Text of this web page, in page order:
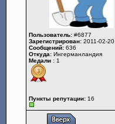
Пользователь: #6877
Зарегистрирован: 2011-02-20
Сообщений: 636
Откуда: Ингерманландия
Медали : 1
Пункты репутации: 16